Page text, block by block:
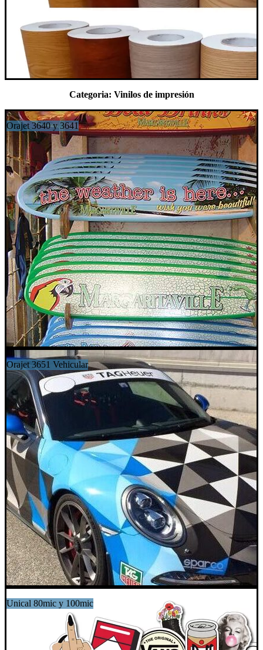
Categoria: Vinilos de impresión
Orajet 3640 y 3641
Orajet 3651 Vehicular
Unical 80mic y 100mic